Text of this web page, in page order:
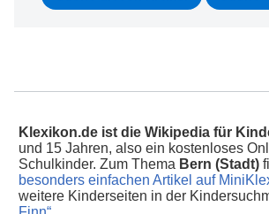
Klexikon.de ist die Wikipedia für
und 15 Jahren, also ein kostenloses
Schulkinder. Zum Thema Bern (Stadt)
besonders einfachen Artikel auf
weitere Kinderseiten in der